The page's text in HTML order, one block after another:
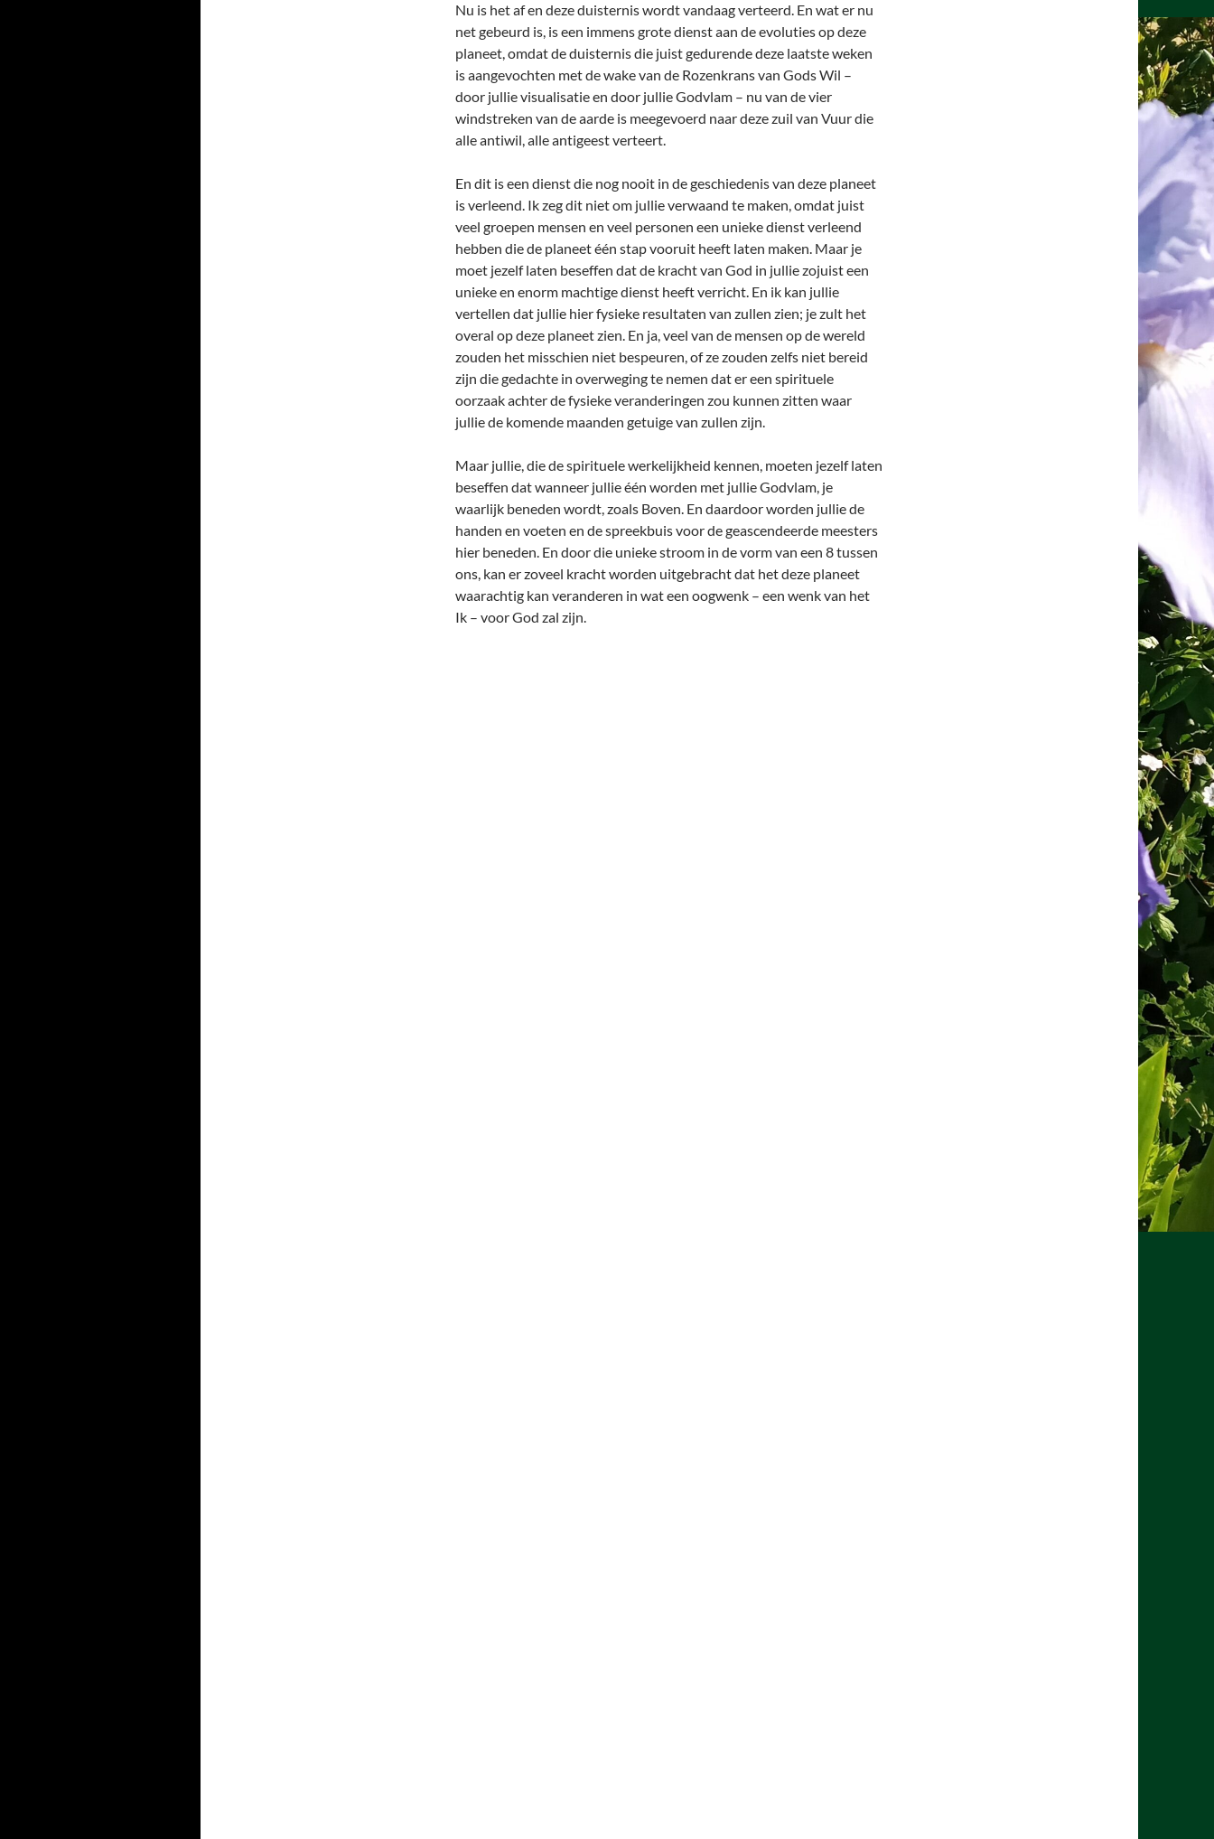
Nu is het af en deze duisternis wordt vandaag verteerd. En wat er nu
net gebeurd is, is een immens grote dienst aan de evoluties op deze
planeet, omdat de duisternis die juist gedurende deze laatste weken
is aangevochten met de wake van de Rozenkrans van Gods Wil –
door jullie visualisatie en door jullie Godvlam – nu van de vier
windstreken van de aarde is meegevoerd naar deze zuil van Vuur die
alle antiwil, alle antigeest verteert.
En dit is een dienst die nog nooit in de geschiedenis van deze planeet
is verleend. Ik zeg dit niet om jullie verwaand te maken, omdat juist
veel groepen mensen en veel personen een unieke dienst verleend
hebben die de planeet één stap vooruit heeft laten maken. Maar je
moet jezelf laten beseffen dat de kracht van God in jullie zojuist een
unieke en enorm machtige dienst heeft verricht. En ik kan jullie
vertellen dat jullie hier fysieke resultaten van zullen zien; je zult het
overal op deze planeet zien. En ja, veel van de mensen op de wereld
zouden het misschien niet bespeuren, of ze zouden zelfs niet bereid
zijn die gedachte in overweging te nemen dat er een spirituele
oorzaak achter de fysieke veranderingen zou kunnen zitten waar
jullie de komende maanden getuige van zullen zijn.
Maar jullie, die de spirituele werkelijkheid kennen, moeten jezelf laten
beseffen dat wanneer jullie één worden met jullie Godvlam, je
waarlijk beneden wordt, zoals Boven. En daardoor worden jullie de
handen en voeten en de spreekbuis voor de geascendeerde meesters
hier beneden. En door die unieke stroom in de vorm van een 8 tussen
ons, kan er zoveel kracht worden uitgebracht dat het deze planeet
waarachtig kan veranderen in wat een oogwenk – een wenk van het
Ik – voor God zal zijn.